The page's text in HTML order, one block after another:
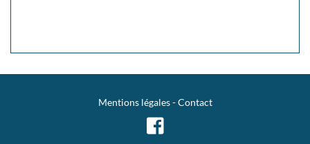
Mentions légales-Contact